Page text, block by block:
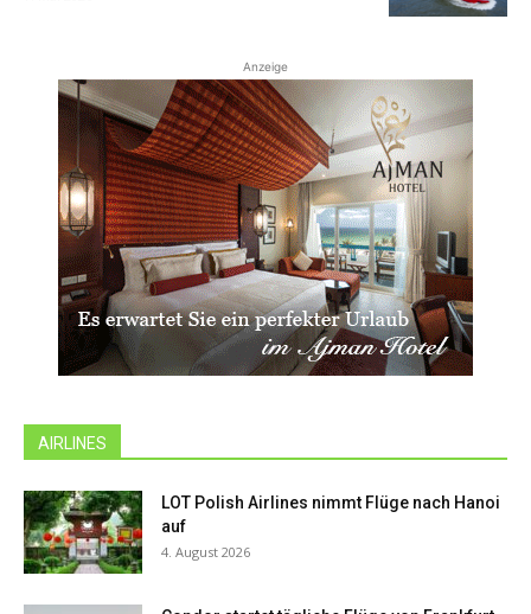
Anzeige
AIRLINES
LOT Polish Airlines nimmt Flüge nach Hanoi
auf
4. August 2026